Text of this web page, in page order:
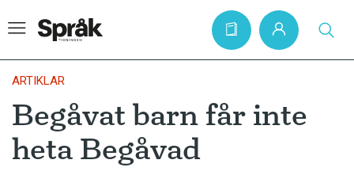
Hem
Artiklar
ARTIKLAR
Begåvat barn får inte
heta Begåvad